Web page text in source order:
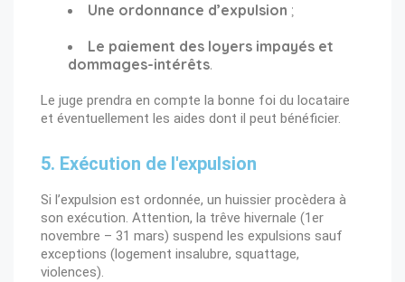
Une ordonnance d’expulsion ;
Le paiement des loyers impayés et
dommages-intérêts.
Le juge prendra en compte la bonne foi du locataire
et éventuellement les aides dont il peut bénéficier.
5. Exécution de l'expulsion
Si l’expulsion est ordonnée, un huissier procèdera à
son exécution. Attention, la trêve hivernale (1er
novembre – 31 mars) suspend les expulsions sauf
exceptions (logement insalubre, squattage,
violences).